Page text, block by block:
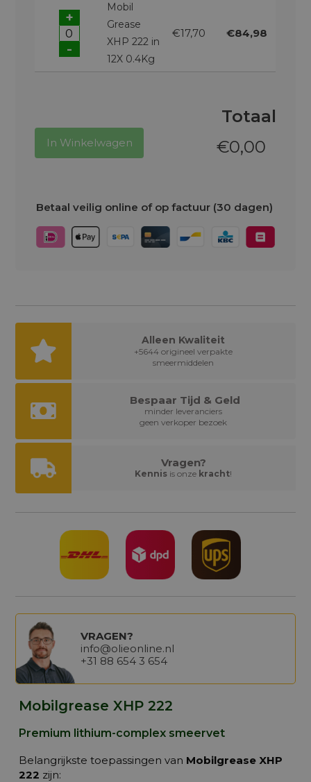
-
+
Mobil
Grease
XHP 222 in
12X 0.4Kg
€17,70 €84,98
Totaal
€0,00
In Winkelwagen
Betaal veilig online of op factuur (30 dagen)
Alleen Kwaliteit
+5644 origineel verpakte
smeermiddelen
Bespaar Tijd & Geld
minder leveranciers
geen verkoper bezoek
Vragen?
Kennis is onze kracht!
VRAGEN?
info@olieonline.nl
+31 88 654 3 654
Mobilgrease XHP 222
Premium lithium-complex smeervet
Belangrijkste toepassingen van Mobilgrease XHP
222 zijn: